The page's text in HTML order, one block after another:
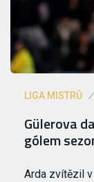
LIGA MISTRŮ
Gülerova
gólem
Arda zvítězil